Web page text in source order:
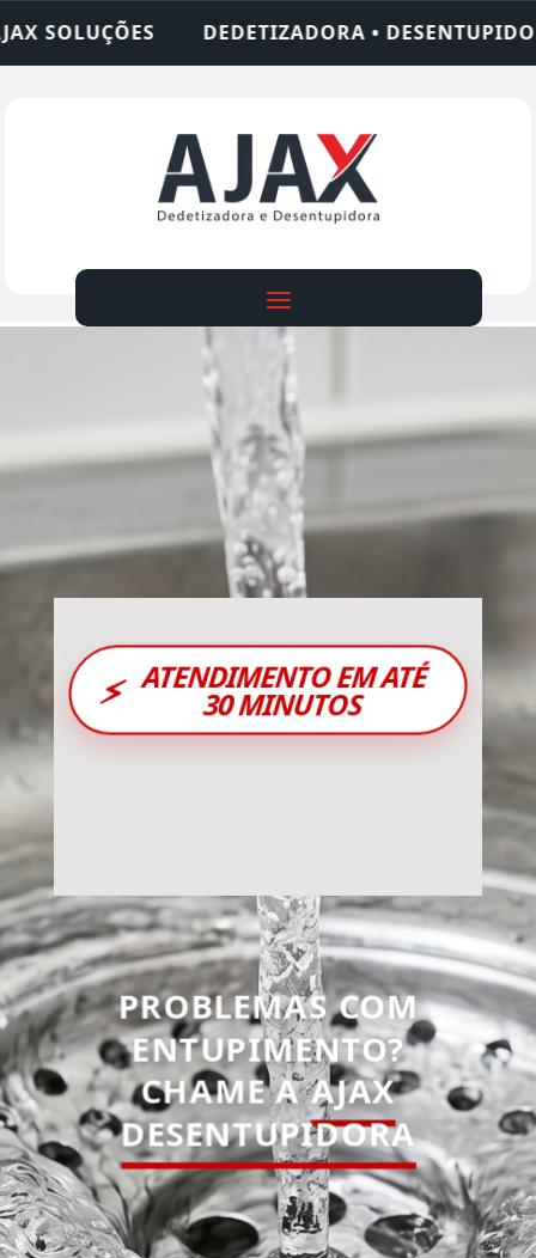
• DESENTUPIDORA • LIMPEZA DE FOSSA •
⚡ ATENDIMENTO EM ATÉ
30 MINUTOS
PROBLEMAS COM
ENTUPIMENTO?
CHAME AAJAX
DESENTUPIDORA